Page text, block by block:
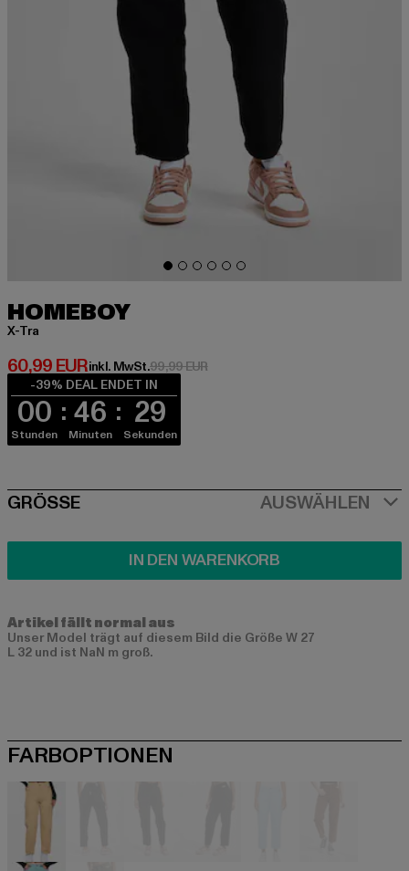
HOMEBOY
X-Tra
60,99 EUR
Derzeitiger Preis: 60,99 EUR
inkl. MwSt.99,99 EURAktionspreis: 99,99 EUR
-39% DEAL ENDET IN
00
Stunden
46
Minuten
29
Sekunden
SIZE
GRÖSSE AUSWÄHLEN
IN DEN WARENKORB
Artikel fällt normal aus
Unser Model trägt auf diesem Bild die Größe W 27
L 32 und ist NaN m groß.
FARBOPTIONEN